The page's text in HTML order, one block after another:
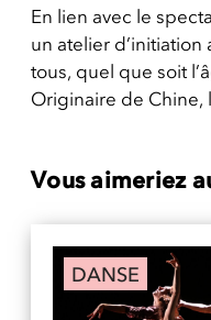
En lien avec le
un atelier d’initiation
tous, quel que soit
Originaire de Chine,
Vous aimeriez
DANSE